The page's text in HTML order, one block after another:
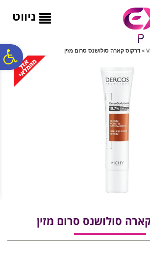
ניווט
> דרקוס קארה סולושנס סרום מזין
סולושנס סרום מזין